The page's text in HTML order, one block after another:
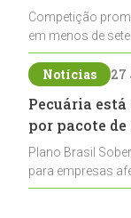
Competição
em menos de
cabanhas na
ao laço
Notícias 27
Pecuária
por pacote
Plano Brasil
para empresas
inclui a pecuária